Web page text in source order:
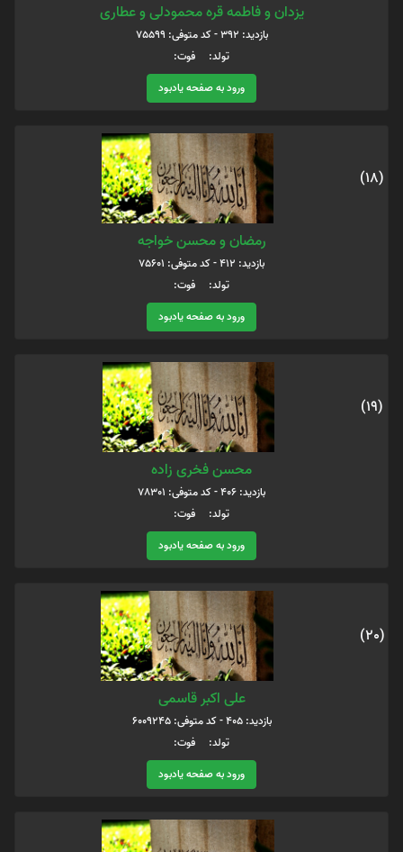
یزدان و فاطمه قره محمودلی و عطاری
بازدید: 392 - کد متوفی: 75599
تولد: فوت:
ورود به صفحه یادبود
(18)
رمضان و محسن خواجه
بازدید: 412 - کد متوفی: 75601
تولد: فوت:
ورود به صفحه یادبود
(19)
محسن فخری زاده
بازدید: 406 - کد متوفی: 78301
تولد: فوت:
ورود به صفحه یادبود
(20)
علی اکبر قاسمی
بازدید: 405 - کد متوفی: 6009245
تولد: فوت:
ورود به صفحه یادبود